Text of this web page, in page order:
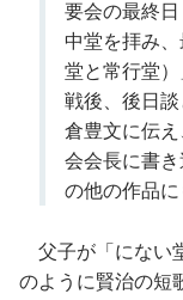
要会の最終
中堂を拝み
堂と常行堂
戦後、後日
倉豊文に伝
会会長に書
の他の作品に
父子が「にない
のように賢治の短